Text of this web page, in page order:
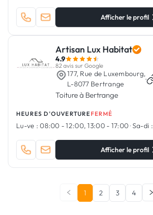
Afficher le profil
Artisan Lux Habitat
4.9
82 avis sur Google
177, Rue de Luxembourg,
L-8077 Bertrange
·
Toiture à Bertrange
HEURES D'OUVERTURE FERMÉ
Lu-ve : 08:00 - 12:00, 13:00 - 17:00·Sa-di :
Afficher le profil
1 2 3 4